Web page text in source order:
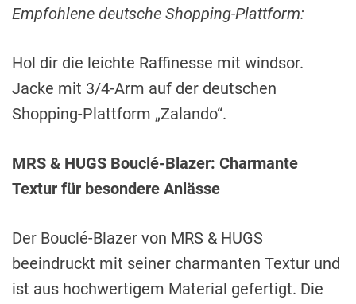
Empfohlene deutsche Shopping-Plattform:
Hol dir die leichte Raffinesse mit windsor.
Jacke mit 3/4-Arm auf der deutschen
Shopping-Plattform „Zalando“.
MRS & HUGS Bouclé-Blazer: Charmante
Textur für besondere Anlässe
Der Bouclé-Blazer von MRS & HUGS
beeindruckt mit seiner charmanten Textur und
ist aus hochwertigem Material gefertigt. Die